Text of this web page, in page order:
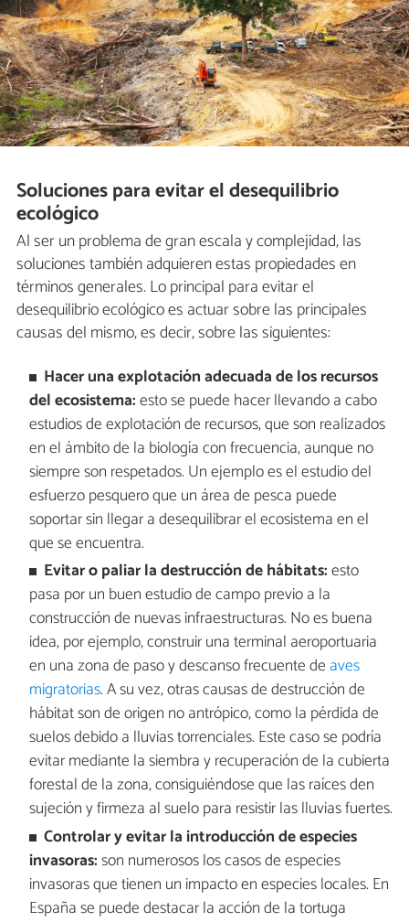
Soluciones para evitar el desequilibrio
ecológico
Al ser un problema de gran escala y complejidad, las
soluciones también adquieren estas propiedades en
términos generales. Lo principal para evitar el
desequilibrio ecológico es actuar sobre las principales
causas del mismo, es decir, sobre las siguientes:
Hacer una explotación adecuada de los recursos
del ecosistema:esto se puede hacer llevando a cabo
estudios de explotación de recursos, que son realizados
en el ámbito de la biología con frecuencia, aunque no
siempre son respetados. Un ejemplo es el estudio del
esfuerzo pesquero que un área de pesca puede
soportar sin llegar a desequilibrar el ecosistema en el
que se encuentra.
Evitar o paliar la destrucción de hábitats:esto
pasa por un buen estudio de campo previo a la
construcción de nuevas infraestructuras. No es buena
idea, por ejemplo, construir una terminal aeroportuaria
en una zona de paso y descanso frecuente de aves
migratorias. A su vez, otras causas de destrucción de
hábitat son de origen no antrópico, como la pérdida de
suelos debido a lluvias torrenciales. Este caso se podría
evitar mediante la siembra y recuperación de la cubierta
forestal de la zona, consiguiéndose que las raíces den
sujeción y firmeza al suelo para resistir las lluvias fuertes.
Controlar y evitar la introducción de especies
invasoras:son numerosos los casos de especies
invasoras que tienen un impacto en especies locales. En
España se puede destacar la acción de la tortuga